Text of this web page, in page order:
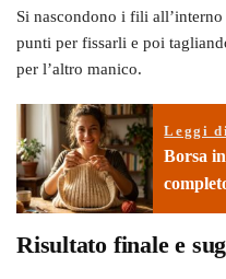
Si nascondono i fili
punti per fissarli e poi
per l’altro manico.
Leggi
Borsa
Risultato finale e